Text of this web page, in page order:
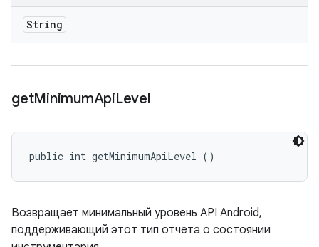
String
getMinimumApiLevel
public int getMinimumApiLevel ()
Возвращает минимальный уровень API Android,
поддерживающий этот тип отчета о состоянии